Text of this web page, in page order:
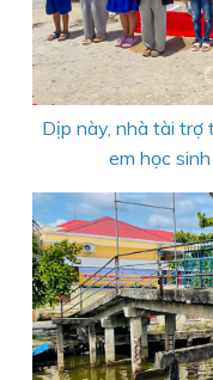
Dịp này, nhà tài trợ
em học